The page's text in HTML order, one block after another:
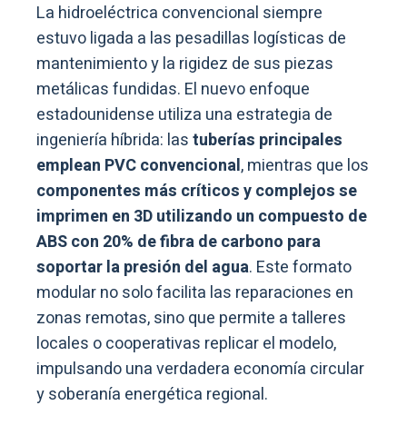
La hidroeléctrica convencional siempre
estuvo ligada a las pesadillas logísticas de
mantenimiento y la rigidez de sus piezas
metálicas fundidas. El nuevo enfoque
estadounidense utiliza una estrategia de
ingeniería híbrida: lastuberías principales
emplean PVC convencional, mientras que los
componentes más críticos y complejos se
imprimen en 3D utilizando un compuesto de
ABS con 20% de fibra de carbono para
soportar la presión del agua. Este formato
modular no solo facilita las reparaciones en
zonas remotas, sino que permite a talleres
locales o cooperativas replicar el modelo,
impulsando una verdadera economía circular
y soberanía energética regional.